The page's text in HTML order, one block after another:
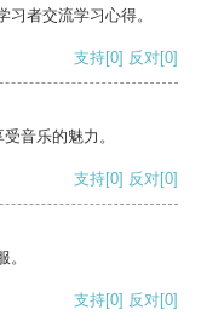
者交流学习心得。
支持[0] 反对[0]
音乐的魅力。
支持[0] 反对[0]
支持[0] 反对[0]